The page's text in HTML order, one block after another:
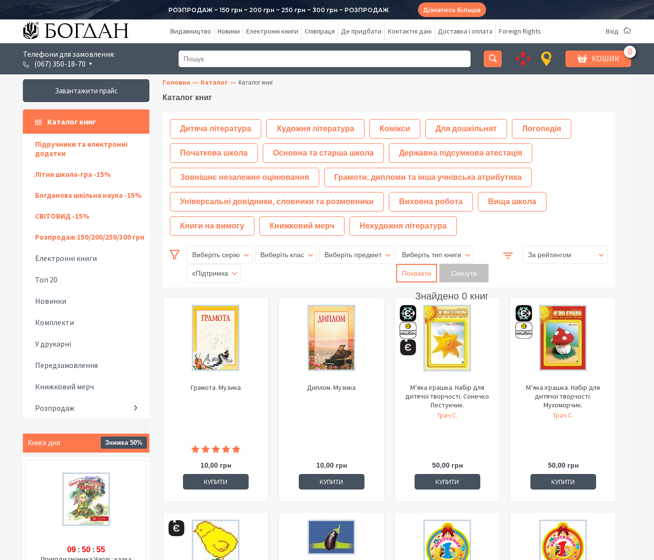
РОЗПРОДАЖ ~ 150 грн ~ 200 грн ~ 250 грн ~ 300 грн ~ РОЗПРОДАЖ Дізнатись більше
Видавництво Новини Електронні книги Співпраця Де придбати Контактні дані Доставка і оплата Foreign Rights Вхід
Телефони для замовлення:
(067) 350-18-70
КОШИК
Завантажити прайс
Каталог книг
Підручники та електронні
додатки
Літня школа-гра -15%
Богданова шкільна наука -15%
СВІТОВИД -15%
Розпродаж 150/200/250/300 грн
Електронні книги
Топ 20
Новинки
Комплекти
У друкарні
Передзамовлення
Книжковий мерч
Розпродаж
Книга дня Знижка 50%
09 : 50 : 54
Головна Каталог Каталог книг
Каталог книг
Дитяча література Художня література Комікси Для дошкільнят Логопедія
Початкова школа Основна та старша школа Державна підсумкова атестація
Зовнішнє незалежне оцінювання Грамоти, дипломи та інша учнівська атрибутика
Універсальні довідники, словники та розмовники Виховна робота Вища школа
Книги на вимогу Книжковий мерч Нехудожня література
Виберіть серію Виберіть клас Виберіть предмет Виберіть тип книги
єПідтримка Показати
Знайдено 0 книг
За рейтингом
Грамота. Музика
10,00 грн
КУПИТИ
Диплом. Музика
10,00 грн
КУПИТИ
М’яка іграшка. Набір для
дитячої творчості. Сонечко
Пестунчик.
Трач С.
50,00 грн
КУПИТИ
М’яка іграшка. Набір для
дитячої творчості.
Мухоморчик.
Трач С.
50,00 грн
КУПИТИ